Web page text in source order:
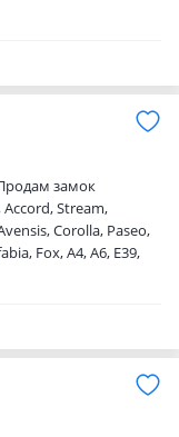
w168, W169. Б/У. В
замок
Stream,
Corolla, Paseo,
Fox, A4, A6, E39,
MPV, W169,
Touran, Caddy. Б/У.